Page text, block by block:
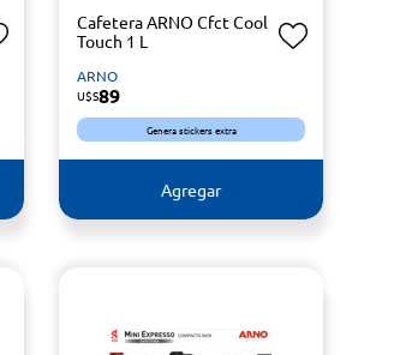
Cafetera ARNO Cfct Cool
Touch 1 L
ARNO
U$S89
Genera stickers extra
Agregar